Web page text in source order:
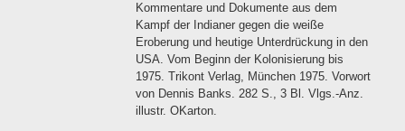
Kommentare und Dokumente aus dem
Kampf der Indianer gegen die weiße
Eroberung und heutige Unterdrückung in den
USA. Vom Beginn der Kolonisierung bis
1975. Trikont Verlag, München 1975. Vorwort
von Dennis Banks. 282 S., 3 Bl. Vlgs.-Anz.
illustr. OKarton.